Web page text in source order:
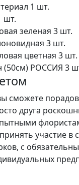
1 шт.
шт.
зеленая 3 шт.
3 шт.
цветная 3 шт.
(50см) РОССИЯ 3
сможете
друга
участие в
с